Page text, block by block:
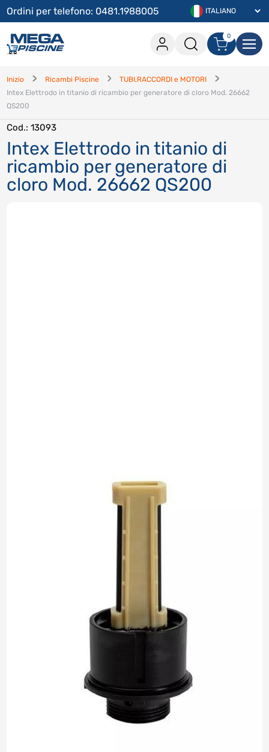
Ordini per telefono: 0481.1988005
0
Accesso
Accedi
Hai dimenticato la password?
Hai dimenticato il nome utente?
Inizio Ricambi Piscine
TUBI,RACCORDI e MOTORI
Intex Elettrodo in titanio di ricambio per generatore di cloro Mod. 26662
QS200
Cod.: 13093
Intex Elettrodo in titanio di
ricambio per generatore di
cloro Mod. 26662 QS200